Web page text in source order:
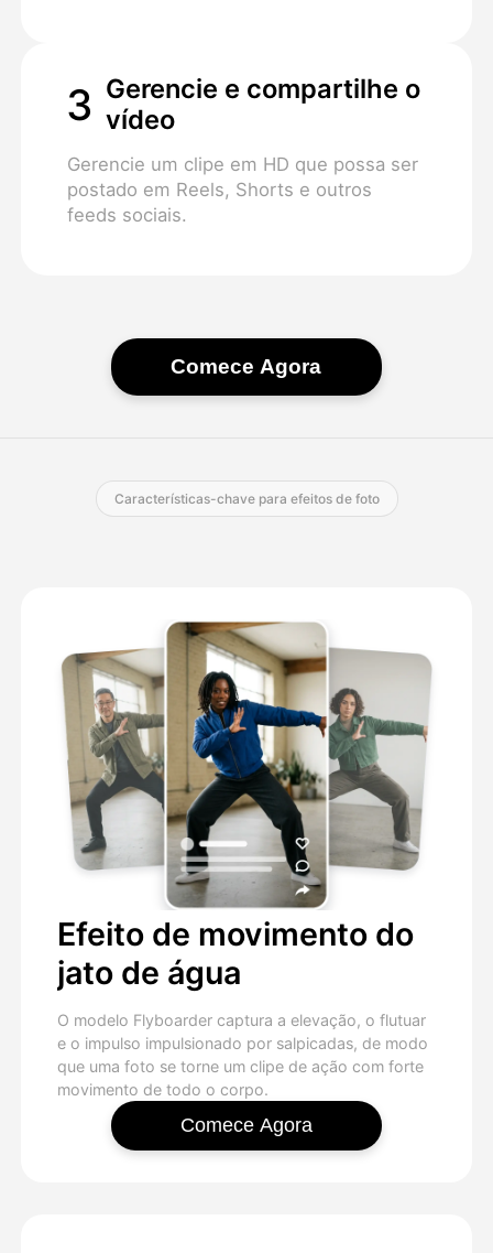
3 Gerencie e compartilhe o
vídeo
Gerencie um clipe em HD que possa ser
postado em Reels, Shorts e outros
feeds sociais.
Comece Agora
Características-chave para efeitos de foto
Efeito de movimento do
jato de água
O modelo Flyboarder captura a elevação, o flutuar
e o impulso impulsionado por salpicadas, de modo
que uma foto se torne um clipe de ação com forte
movimento de todo o corpo.
Comece Agora